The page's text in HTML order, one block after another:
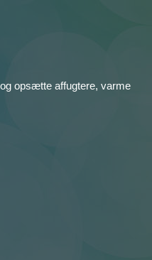
opsætte affugtere, varme